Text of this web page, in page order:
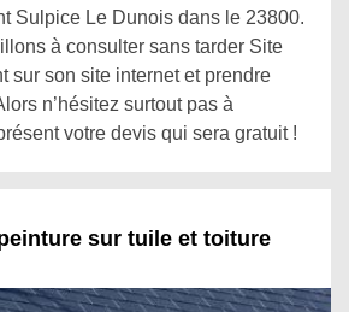
Sulpice Le Dunois dans le 23800.
à consulter sans tarder Site
sur son site internet et prendre
n’hésitez surtout pas à
votre devis qui sera gratuit !
sur tuile et toiture